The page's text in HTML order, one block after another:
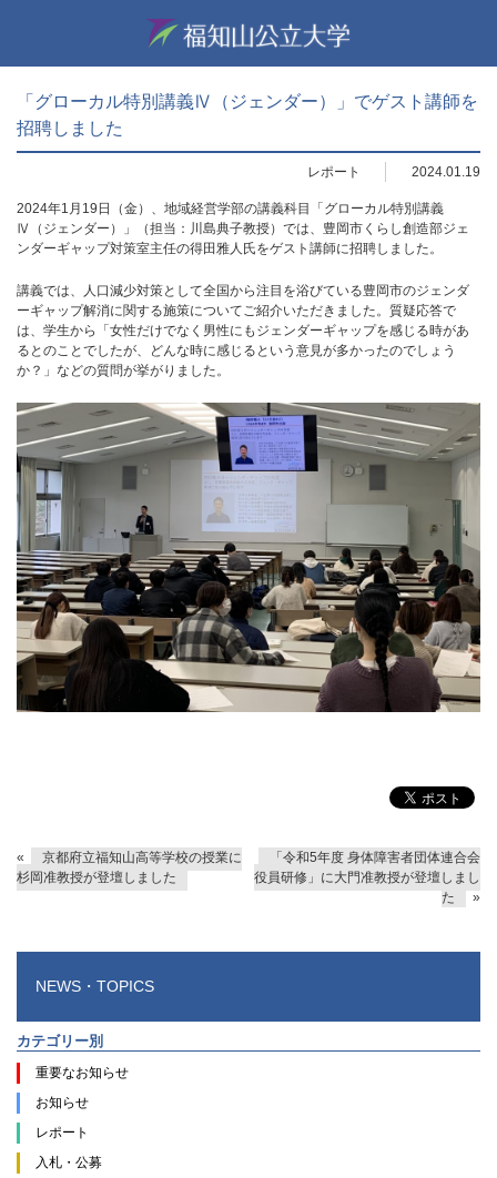
「グローカル特別講義Ⅳ（ジェンダー）」でゲスト講師を
招聘しました
レポート 2024.01.19
2024年1月19日（金）、地域経営学部の講義科目「グローカル特別講義
Ⅳ（ジェンダー）」（担当：川島典子教授）では、豊岡市くらし創造部ジェ
ンダーギャップ対策室主任の得田雅人氏をゲスト講師に招聘しました。
講義では、人口減少対策として全国から注目を浴びている豊岡市のジェンダ
ーギャップ解消に関する施策についてご紹介いただきました。質疑応答で
は、学生から「女性だけでなく男性にもジェンダーギャップを感じる時があ
るとのことでしたが、どんな時に感じるという意見が多かったのでしょう
か？」などの質問が挙がりました。
«
京都府立福知山高等学校の授業に
杉岡准教授が登壇しました
「令和5年度 身体障害者団体連合会
役員研修」に大門准教授が登壇しまし
た
»
NEWS・TOPICS
カテゴリー別
重要なお知らせ
お知らせ
レポート
入札・公募